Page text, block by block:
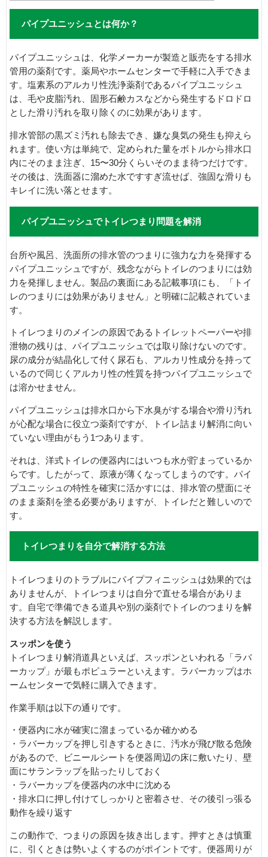
パイプユニッシュとは何か？
パイプユニッシュは、化学メーカーが製造と販売をする排水
管用の薬剤です。薬局やホームセンターで手軽に入手できま
す。塩素系のアルカリ性洗浄薬剤であるパイプユニッシュ
は、毛や皮脂汚れ、固形石鹸カスなどから発生するドロドロ
とした滑り汚れを取り除くのに効果があります。
排水管部の黒ズミ汚れも除去でき、嫌な臭気の発生も抑えら
れます。使い方は単純で、定められた量をボトルから排水口
内にそのまま注ぎ、15〜30分くらいそのまま待つだけです。
その後は、洗面器に溜めた水ですすぎ流せば、強固な滑りも
キレイに洗い落とせます。
パイプユニッシュでトイレつまり問題を解消
台所や風呂、洗面所の排水管のつまりに強力な力を発揮する
パイプユニッシュですが、残念ながらトイレのつまりには効
力を発揮しません。製品の裏面にある記載事項にも、「トイ
レのつまりには効果がありません」と明確に記載されていま
す。
トイレつまりのメインの原因であるトイレットペーパーや排
泄物の残りは、パイプユニッシュでは取り除けないのです。
尿の成分が結晶化して付く尿石も、アルカリ性成分を持って
いるので同じくアルカリ性の性質を持つパイプユニッシュで
は溶かせません。
パイプユニッシュは排水口から下水臭がする場合や滑り汚れ
が心配な場合に役立つ薬剤ですが、トイレ詰まり解消に向い
ていない理由がもう1つあります。
それは、洋式トイレの便器内にはいつも水が貯まっているか
らです。したがって、原液が薄くなってしまうのです。パイ
プユニッシュの特性を確実に活かすには、排水管の壁面にそ
のまま薬剤を塗る必要がありますが、トイレだと難しいので
す。
トイレつまりを自分で解消する方法
トイレつまりのトラブルにパイプフィニッシュは効果的では
ありませんが、トイレつまりは自分で直せる場合がありま
す。自宅で準備できる道具や別の薬剤でトイレのつまりを解
決する方法を解説します。
スッポンを使う
トイレつまり解消道具といえば、スッポンといわれる「ラバ
ーカップ」が最もポピュラーといえます。ラバーカップはホ
ームセンターで気軽に購入できます。
作業手順は以下の通りです。
・便器内に水が確実に溜まっているか確かめる
・ラバーカップを押し引きするときに、汚水が飛び散る危険
があるので、ビニールシートを便器周辺の床に敷いたり、壁
面にサランラップを貼ったりしておく
・ラバーカップを便器内の水中に沈める
・排水口に押し付けてしっかりと密着させ、その後引っ張る
動作を繰り返す
この動作で、つまりの原因を抜き出します。押すときは慎重
に、引くときは勢いよくするのがポイントです。便器周りが